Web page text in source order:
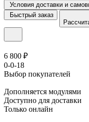
Условия доставки и
Быстрый заказ
6 800 ₽
0-0-18
Выбор покупателей
Дополняется модулями
Доступно для доставки
Только онлайн